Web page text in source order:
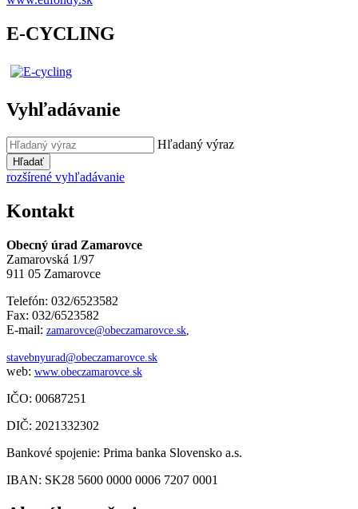
E-CYCLING
Vyhľadávanie
Hľadaný výraz
Hľadať
rozšírené vyhľadávanie
Kontakt
Obecný úrad Zamarovce
Zamarovská 1/97
911 05 Zamarovce
Telefón: 032/6523582
Fax: 032/6523582
E-mail: zamarovce@obeczamarovce.sk
stavebnyurad@obeczamarovce.sk
web: www.obeczamarovce.sk
IČO: 00687251
DIČ: 2021332302
Bankové spojenie: Prima banka Slovensko a.s.
IBAN: SK28 5600 0000 0006 7207 0001